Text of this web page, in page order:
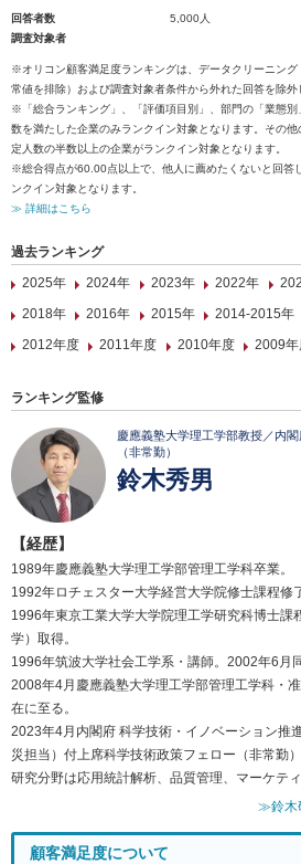
回答者数
5,000人
調査対象者
※オリコン顧客満足度ランキングは、データクリーニン
常値を排除）および調査対象者条件から外れた回答を除外
※「総合ランキング」、「評価項目別」、部門の「業態別
数を満たした企業のみランクイン対象となります。その
定人数の半数以上の企業がランクイン対象となります。
※総合得点が60.00点以上で、他人に薦めたくないと回答
ンクイン対象となります。
≫ 詳細はこちら
過去ランキング
2025年
2024年 2023年 2022年
2018年
2016年 2015年 2014-2015年
2012年度
2011年度 2010年度 2009年
ランキング監修
慶應義塾大学理工学部教授／内
（非常勤）
鈴木秀男
【経歴】
1989年慶應義塾大学理工学部管理工学科卒業。
1992年ロチェスター大学経営大学院修士課程修
1996年東京工業大学大学院理工学研究科博士課
学）取得。
1996年筑波大学社会工学系・講師。2002年6月
2008年4月慶應義塾大学理工学部管理工学科・
在に至る。
2023年4月内閣府 科学技術・イノベーション推
災担当）付上席科学技術政策フェロー（非常勤）
研究分野は応用統計解析、品質管理、マーケティ
≫鈴木
顧客満足度について